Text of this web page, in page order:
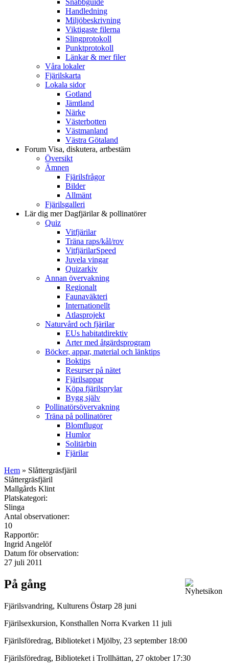
Handledning
Miljöbeskrivning
Viktigaste filerna
Slingprotokoll
Punktprotokoll
Länkar & mer filer
Våra lokaler
Fjärilskarta
Lokala sidor
Gotland
Jämtland
Närke
Västerbotten
Västmanland
Västra Götaland
Forum Visa, diskutera, artbestäm
Översikt
Ämnen
Fjärilsfrågor
Bilder
Allmänt
Fjärilsgalleri
Lär dig merDagfjärilar & pollinatörer
Quiz
Vitfjärilar
Träna raps/kål/rov
VitfjärilarSpeed
Juvela vingar
Quizarkiv
Annan övervakning
Regionalt
Faunaväkteri
Internationellt
Atlasprojekt
Naturvård och fjärilar
EUs habitatdirektiv
Arter med åtgärdsprogram
Böcker, appar, material och länktips
Boktips
Resurser på nätet
Fjärilsappar
Köpa fjärilsprylar
Bygg själv
Pollinatörsövervakning
Träna på pollinatörer
Blomflugor
Humlor
Solitärbin
Fjärilar
Hem » Slåttergräsfjäril
Slåttergräsfjäril
Mallgårds Klint
Platskategori:
Slinga
Antal observationer:
10
Rapportör:
Ingrid Angelöf
Datum för observation:
27 juli 2011
På gång
Fjärilsvandring, Kulturens Östarp 28 juni
Fjärilsexkursion, Konsthallen Norra Kvarken 11 juli
Fjärilsföredrag, Biblioteket i Mjölby, 23 september 18:00
Fjärilsföredrag, Biblioteket i Trollhättan, 27 oktober 17:30